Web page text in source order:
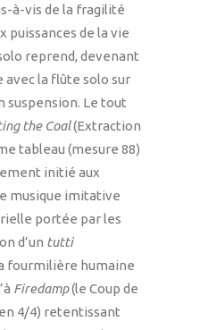
à-vis de la fragilité
puissances de la vie
reprend, devenant
la flûte solo sur
suspension. Le tout
the Coal(Extraction
tableau (mesure 88)
initié aux
musique imitative
portée par les
d’un tutti
fourmilière humaine
Firedamp(le Coup de
4/4) retentissant